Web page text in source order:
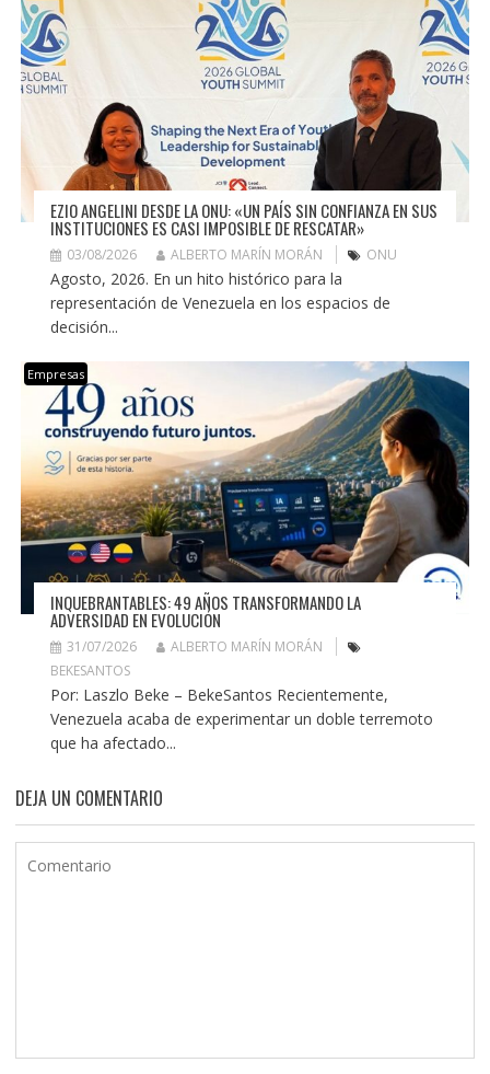
EZIO ANGELINI DESDE LA ONU: «UN PAÍS SIN CONFIANZA EN SUS
INSTITUCIONES ES CASI IMPOSIBLE DE RESCATAR»
03/08/2026 ALBERTO MARÍN MORÁN ONU
Agosto, 2026. En un hito histórico para la
representación de Venezuela en los espacios de
decisión...
Empresas
INQUEBRANTABLES: 49 AÑOS TRANSFORMANDO LA
ADVERSIDAD EN EVOLUCIÓN
31/07/2026
ALBERTO MARÍN MORÁN
BEKESANTOS
Por: Laszlo Beke – BekeSantos Recientemente,
Venezuela acaba de experimentar un doble terremoto
que ha afectado...
DEJA UN COMENTARIO